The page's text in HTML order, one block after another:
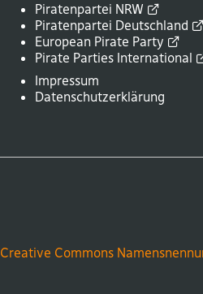
Piratenpartei NRW
Piratenpartei Deutschland
European Pirate Party
Pirate Parties International
Impressum
Datenschutzerklärung
Creative Commons